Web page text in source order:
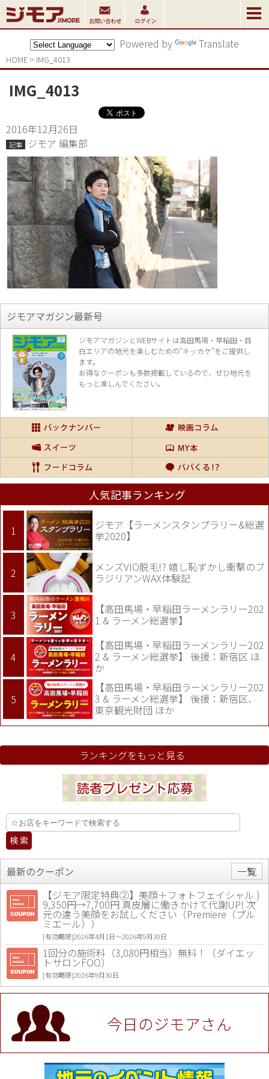
Powered by Translate
HOME > IMG_4013
IMG_4013
2016年12月26日
記事 ジモア 編集部
ジモアマガジン最新号
ジモアマガジンとWEBサイトは高田馬場・早稲田・目
白エリアの地元を楽しむための“キッカケ”をご提供し
ます。
お得なクーポンも多数掲載しているので、 ぜひ地元を
もっと楽しんでください。
人気記事ランキング
ジモア【ラーメンスタンプラリー&総選
挙2020】
メンズVIO脱毛!? 嬉し恥ずかし衝撃のブ
ラジリアンWAX体験記
【高田馬場・早稲田ラーメンラリー202
1 & ラーメン総選挙】
【高田馬場・早稲田ラーメンラリー202
2 & ラーメン総選挙】 後援：新宿区 ほ
か
【高田馬場・早稲田ラーメンラリー202
3 & ラーメン総選挙】 後援：新宿区、
東京観光財団 ほか
ランキングをもっと見る
最新のクーポン
一覧
【ジモア限定特典②】美顔＋フォトフェイシャル )
9,350円→7,700円 真皮層に働きかけて代謝UP! 次
元の違う美顔をお試しください（Premiere（プル
ミエール））
[有効期限]2026年4月1日〜2026年9月30日
1回分の施術料（3,080円相当）無料！（ダイエッ
トサロンFOO）
[有効期限]2026年9月30日
値段提示後「ジモア見た」で更に買い取り金額 U
P！※チケットと新品商品は除く（大黒屋 高田馬場
駅前店）
[有効期限]2026年9月30日
★ジモア限定特典★ お会計より全品5％OFF（ナチ
ュラル＆ハンドメイドショップ［マキマキ］）
[有効期限]2026年9月30日まで
今日のジモアさん